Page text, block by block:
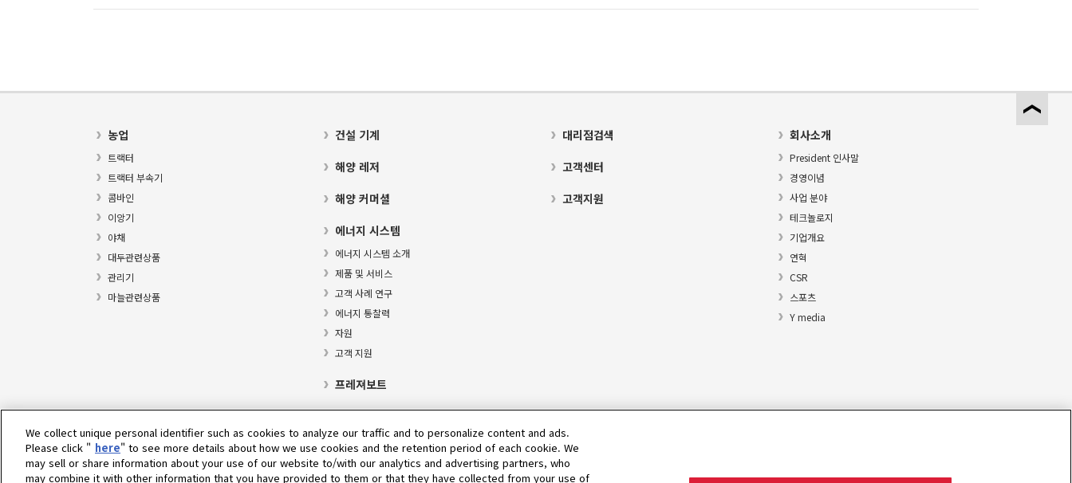
농업
트랙터
트랙터 부속기
콤바인
이앙기
야채
대두관련상품
관리기
마늘관련상품
건설 기계
해양 레저
해양 커머셜
에너지 시스템
에너지 시스템 소개
제품 및 서비스
고객 사례 연구
에너지 통찰력
자원
고객 지원
프레져보트
대리점검색
고객센터
고객지원
회사소개
President 인사말
경영이념
사업 분야
테크놀로지
기업개요
연혁
CSR
스포츠
Y media
Select Region
We collect unique personal identifier such as cookies to analyze our traffic and to personalize content and ads.
Please click " here" to see more details about how we use cookies and the retention period of each cookie. We
may sell or share information about your use of our website to/with our analytics and advertising partners, who
may combine it with other information that you have provided to them or that they have collected from your use of